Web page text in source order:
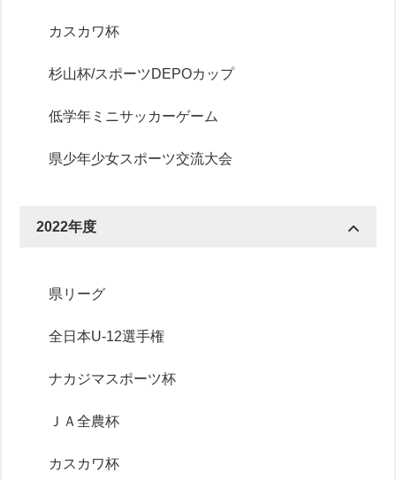
カスカワ杯
杉山杯/スポーツDEPOカップ
低学年ミニサッカーゲーム
県少年少女スポーツ交流大会
2022年度
県リーグ
全日本U-12選手権
ナカジマスポーツ杯
ＪＡ全農杯
カスカワ杯